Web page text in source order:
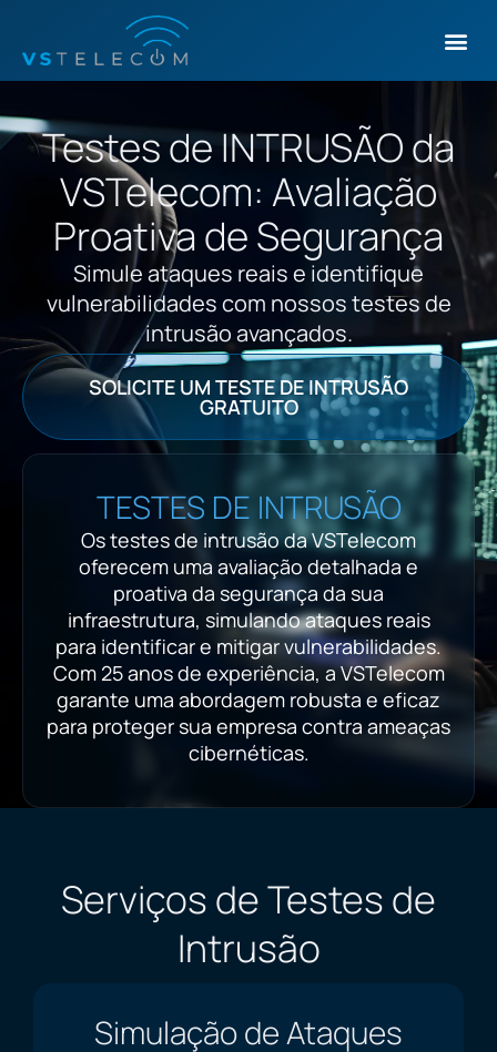
Testes de INTRUSÃO da
VSTelecom: Avaliação
Proativa de Segurança
Simule ataques reais e identifique
vulnerabilidades com nossos testes de
intrusão avançados.
SOLICITE UM TESTE DE INTRUSÃO
GRATUITO
TESTES DE INTRUSÃO
Os testes de intrusão da VSTelecom
oferecem uma avaliação detalhada e
proativa da segurança da sua
infraestrutura, simulando ataques reais
para identificar e mitigar vulnerabilidades.
Com 25 anos de experiência, a VSTelecom
garante uma abordagem robusta e eficaz
para proteger sua empresa contra ameaças
cibernéticas.
Serviços de Testes de
Intrusão
Simulação de Ataques